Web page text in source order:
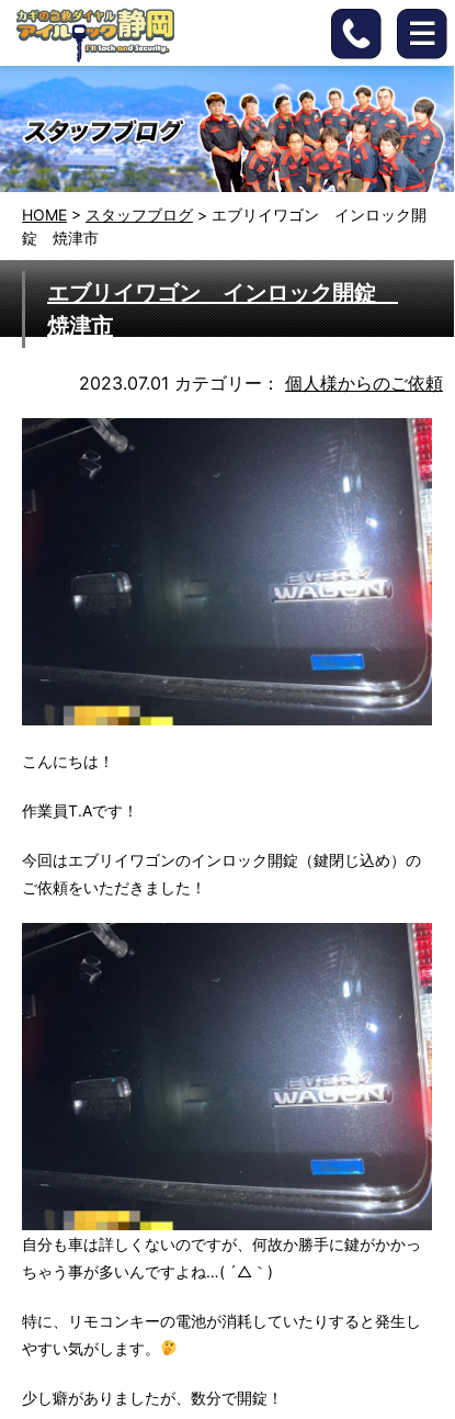
HOME > スタッフブログ > エブリイワゴン インロック開
錠 焼津市
エブリイワゴン インロック開錠
焼津市
2023.07.01 カテゴリー： 個人様からのご依頼
こんにちは！
作業員T.Aです！
今回はエブリイワゴンのインロック開錠（鍵閉じ込め）の
ご依頼をいただきました！
自分も車は詳しくないのですが、何故か勝手に鍵がかかっ
ちゃう事が多いんですよね…( ´△｀)
特に、リモコンキーの電池が消耗していたりすると発生し
やすい気がします。
少し癖がありましたが、数分で開錠！